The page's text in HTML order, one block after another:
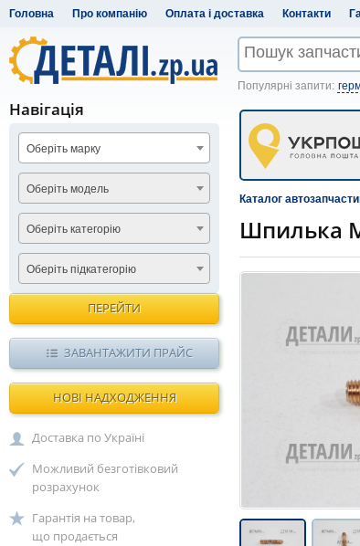
Головна Про компанію Оплата і доставка Контакти
Популярні запити:
Каталог
Шпилька
Навігація
Оберіть марку
Оберіть модель
Оберіть категорію
Оберіть підкатегорію
ПЕРЕЙТИ
ЗАВАНТАЖИТИ ПРАЙС
НОВІ НАДХОДЖЕННЯ
Доставка по Україні
Можливий безготівковий
розрахунок
Гарантія на товар,
що продається